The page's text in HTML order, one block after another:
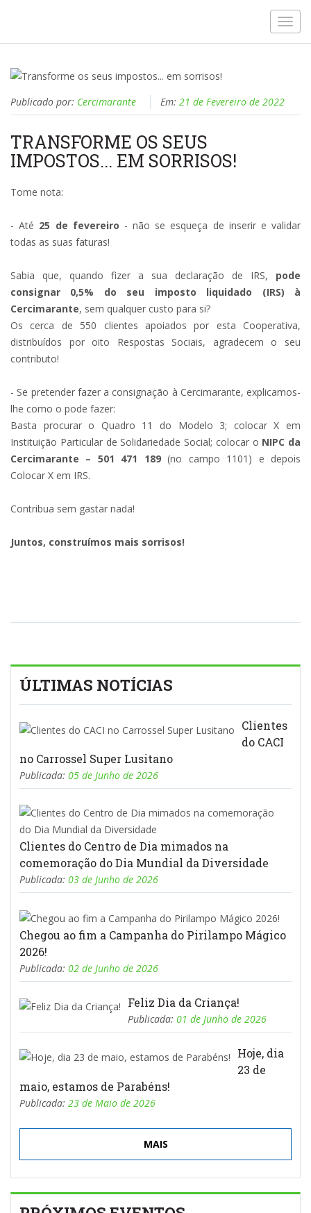
Publicado por: Cercimarante Em: 21 de Fevereiro de 2022
TRANSFORME OS SEUS
IMPOSTOS... EM SORRISOS!
Tome nota:
- Até 25 de fevereiro - não se esqueça de inserir e validar
todas as suas faturas!
Sabia que, quando fizer a sua declaração de IRS, pode
consignar 0,5% do seu imposto liquidado (IRS) à
Cercimarante, sem qualquer custo para si?
Os cerca de 550 clientes apoiados por esta Cooperativa,
distribuídos por oito Respostas Sociais, agradecem o seu
contributo!
- Se pretender fazer a consignação à Cercimarante, explicamos-
lhe como o pode fazer:
Basta procurar o Quadro 11 do Modelo 3; colocar X em
Instituição Particular de Solidariedade Social; colocar o NIPC da
Cercimarante – 501 471 189(no campo 1101) e depois
Colocar X em IRS.
Contribua sem gastar nada!
Juntos, construímos mais sorrisos!
ÚLTIMAS NOTÍCIAS
Clientes
do CACI
no Carrossel Super Lusitano
Publicada: 05 de Junho de 2026
Clientes do Centro de Dia mimados na
comemoração do Dia Mundial da Diversidade
Publicada: 03 de Junho de 2026
Chegou ao fim a Campanha do Pirilampo Mágico
2026!
Publicada: 02 de Junho de 2026
Feliz Dia da Criança!
Publicada: 01 de Junho de 2026
Hoje, dia
23 de
maio, estamos de Parabéns!
Publicada: 23 de Maio de 2026
MAIS